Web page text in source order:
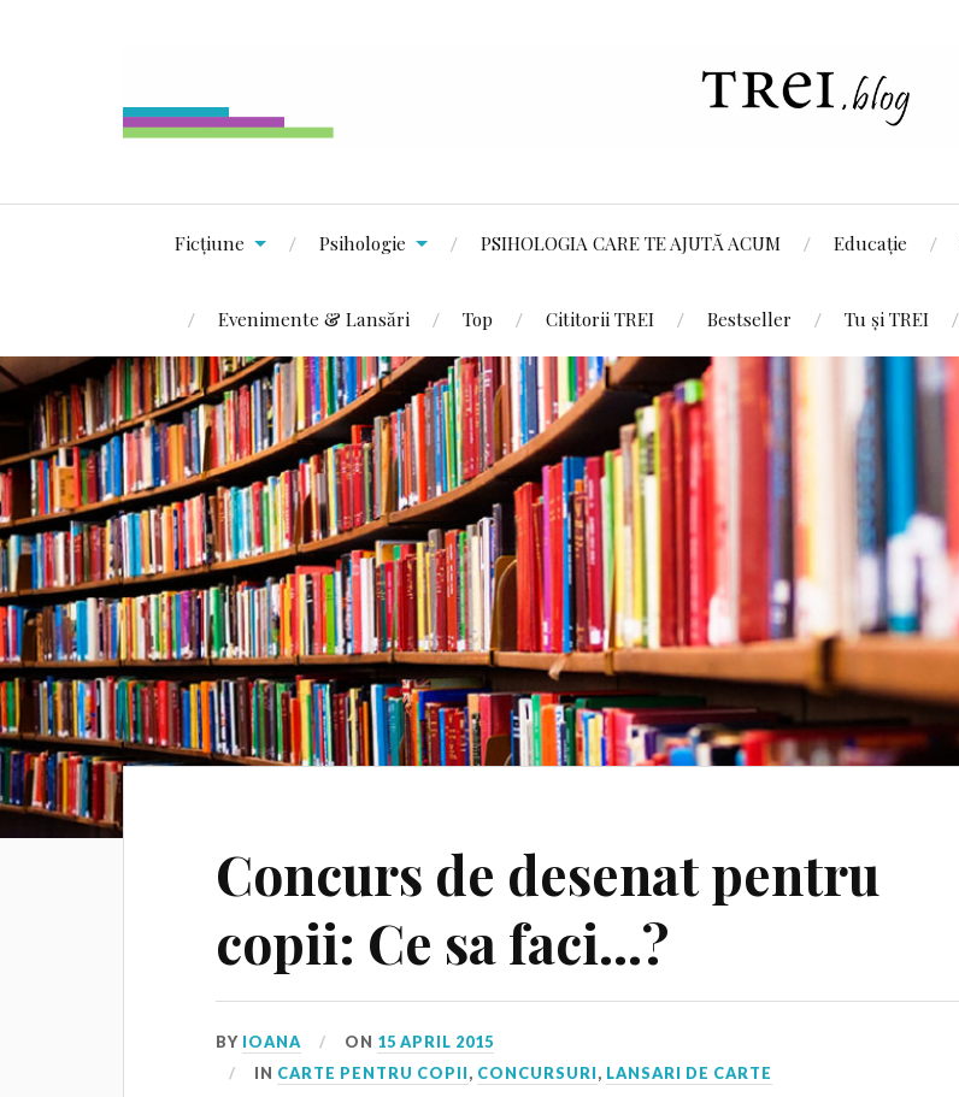
Ficțiune Psihologie PSIHOLOGIA CARE TE AJUTĂ ACUM Educație
Evenimente & Lansări Top Cititorii TREI Bestseller Tu și TREI
Concurs de desenat pentru
copii: Ce sa faci…?
BY IOANA ON 15 APRIL 2015
IN CARTE PENTRU COPII, CONCURSURI, LANSARI DE CARTE